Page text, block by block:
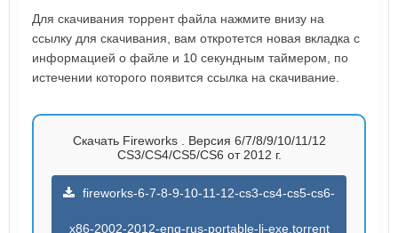
Для скачивания торрент файла нажмите внизу на
ссылку для скачивания, вам откротется новая вкладка с
информацией о файле и 10 секундным таймером, по
истечении которого появится ссылка на скачивание.
Скачать Fireworks . Версия 6/7/8/9/10/11/12
CS3/CS4/CS5/CS6 от 2012 г.
fireworks-6-7-8-9-10-11-12-cs3-cs4-cs5-cs6-
x86-2002-2012-eng-rus-portable-lj-exe.torrent